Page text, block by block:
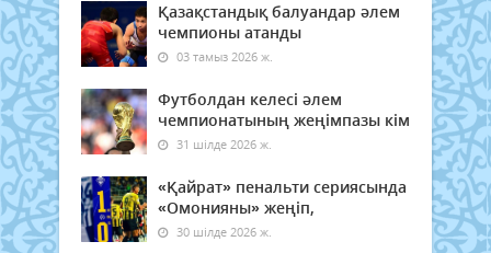
Қазақстандық балуандар әлем
чемпионы атанды
03 тамыз 2026 ж.
Футболдан келесі әлем
чемпионатының жеңімпазы кім
31 шілде 2026 ж.
«Қайрат» пенальти сериясында
«Омонияны» жеңіп,
30 шілде 2026 ж.